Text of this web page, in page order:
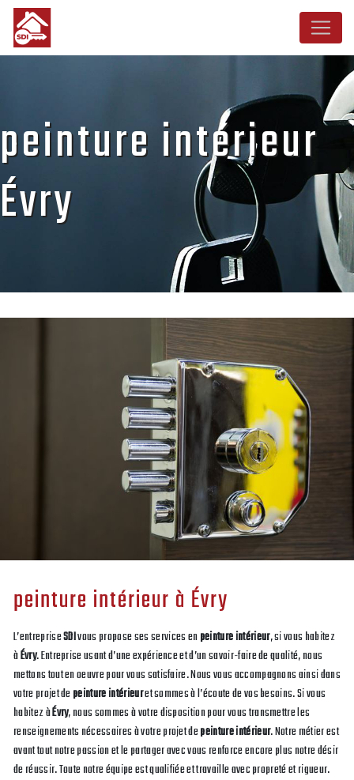
Panneau de gestion des cookies
peinture intérieur
Évry
peinture intérieur à Évry
L’entrepriseSDIvous propose ses services enpeinture intérieur, si vous habitez
àÉvry. Entreprise usant d’une expérience et d’un savoir-faire de qualité, nous
mettons tout en oeuvre pour vous satisfaire. Nous vous accompagnons ainsi dans
votre projet depeinture intérieuret sommes à l’écoute de vos besoins. Si vous
habitez àÉvry, nous sommes à votre disposition pour vous transmettre les
renseignements nécessaires à votre projet depeinture intérieur. Notre métier est
avant tout notre passion et le partager avec vous renforce encore plus notre désir
de réussir. Toute notre équipe est qualifiée et travaille avec propreté et rigueur.